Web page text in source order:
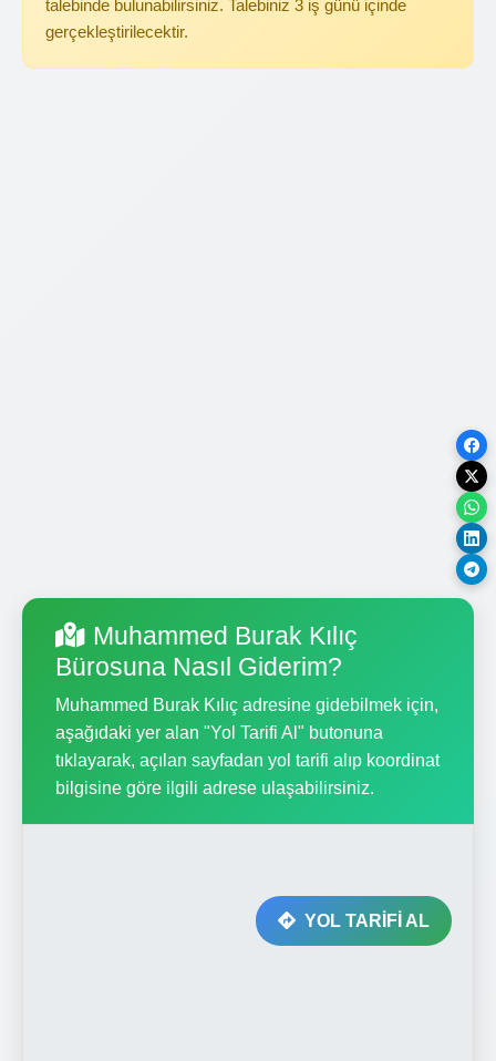
talebinde bulunabilirsiniz. Talebiniz 3 iş günü içinde
gerçekleştirilecektir.
Muhammed Burak Kılıç
Bürosuna Nasıl Giderim?
Muhammed Burak Kılıç adresine gidebilmek için,
aşağıdaki yer alan "Yol Tarifi Al" butonuna
tıklayarak, açılan sayfadan yol tarifi alıp koordinat
bilgisine göre ilgili adrese ulaşabilirsiniz.
YOL TARİFİ AL